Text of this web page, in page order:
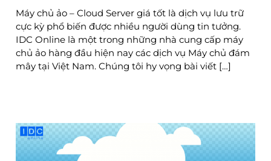
Máy chủ ảo – Cloud Server giá tốt là dịch vụ lưu trữ
cực kỳ phổ biến được nhiều người dùng tin tưởng.
IDC Online là một trong những nhà cung cấp máy
chủ ảo hàng đầu hiện nay các dịch vụ Máy chủ đám
mây tại Việt Nam. Chúng tôi hy vọng bài viết […]